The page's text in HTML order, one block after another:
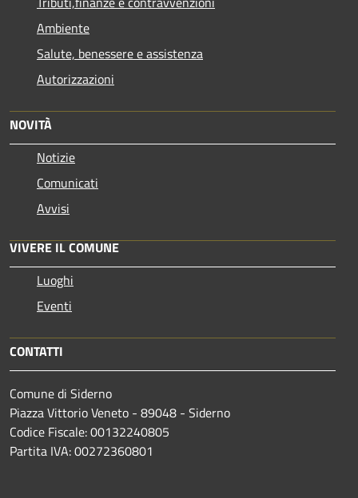
Ambiente
Salute, benessere e assistenza
Autorizzazioni
NOVITÀ
Notizie
Comunicati
Avvisi
VIVERE IL COMUNE
Luoghi
Eventi
CONTATTI
Comune di Siderno
Piazza Vittorio Veneto - 89048 - Siderno
Codice Fiscale: 00132240805
Partita IVA: 00272360801